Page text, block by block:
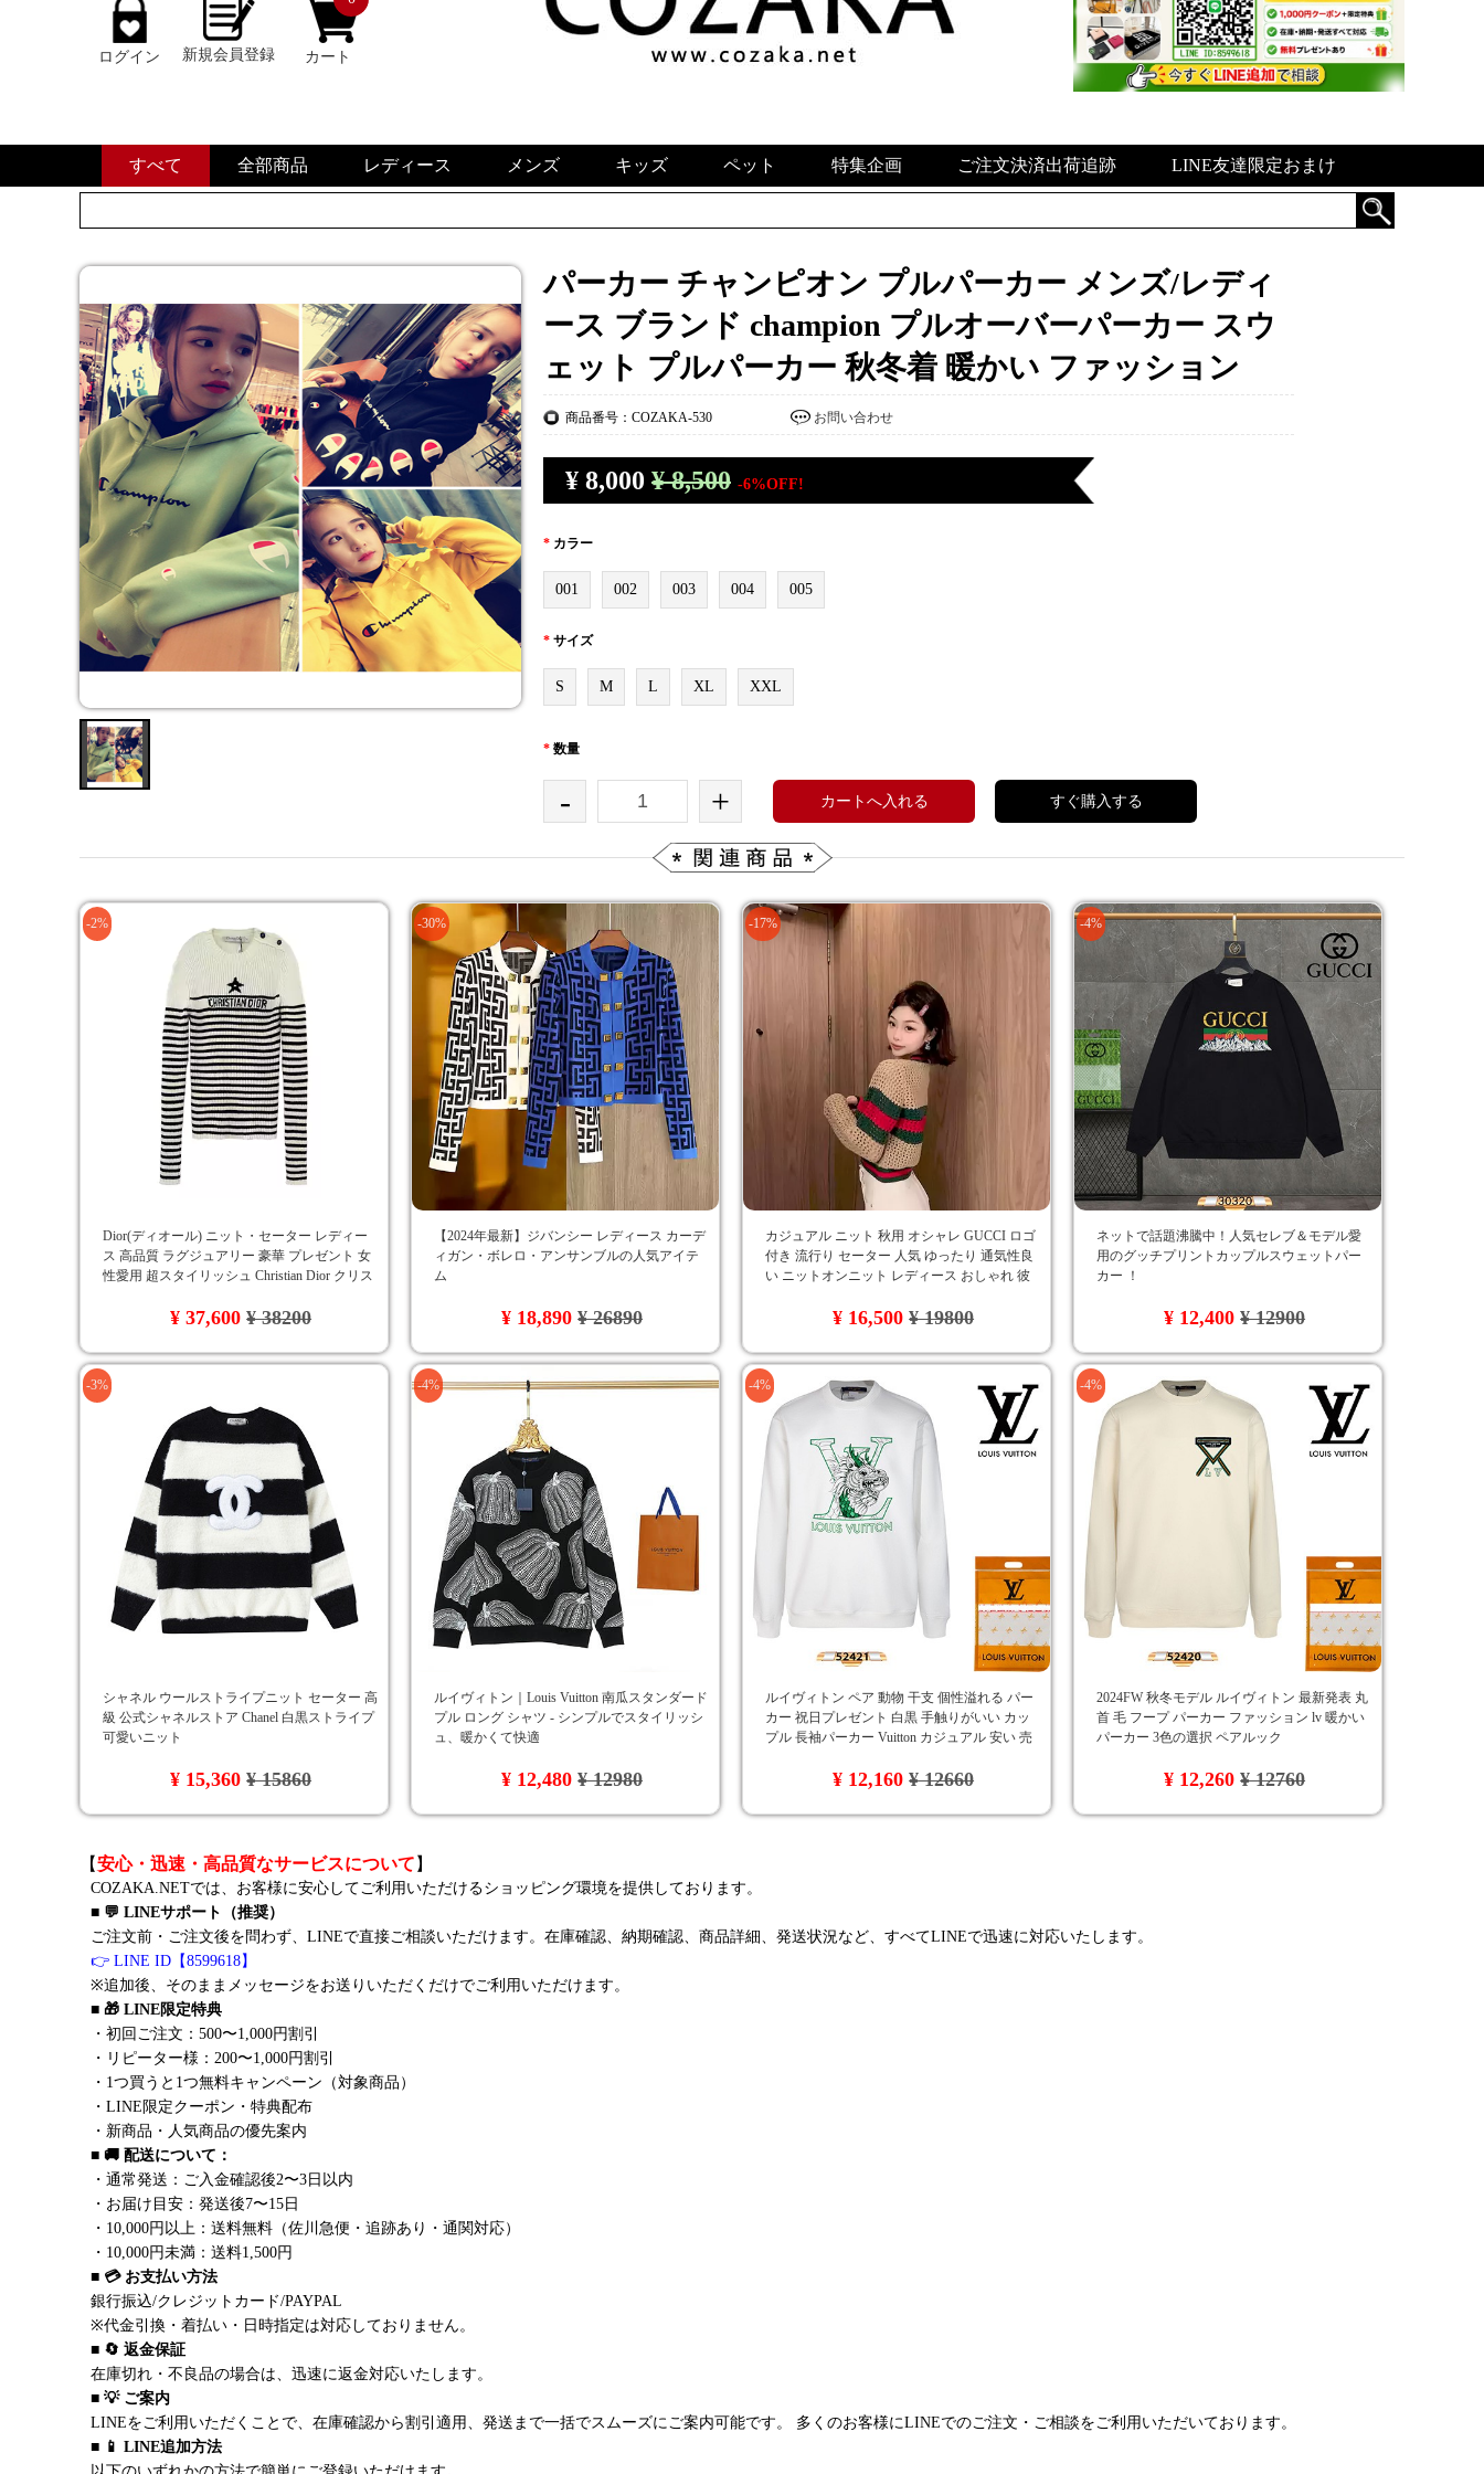
ログイン 新規会員登録 カート
すべて 全部商品 レディース メンズ キッズ ペット 特集企画 ご注文決済出荷追跡 LINE友達限定おまけ
パーカー チャンピオン プルパーカー メンズ/レディ
ース ブランド champion プルオーバーパーカー スウ
ェット プルパーカー 秋冬着 暖かい ファッション
商品番号：COZAKA-530 お問い合わせ
¥ 8,000 ¥ 8,500 -6%OFF!
* カラー
001 002 003 004 005
* サイズ
S M L XL XXL
* 数量
- + カートへ入れる すぐ購入する
-2%
Dior(ディオール) ニット・セーター レディー
ス 高品質 ラグジュアリー 豪華 プレゼント 女
性愛用 超スタイリッシュ Christian Dior クリス
¥ 37,600¥ 38200
-30%
【2024年最新】ジバンシー レディース カーデ
ィガン・ボレロ・アンサンブルの人気アイテ
ム
¥ 18,890¥ 26890
-17%
カジュアル ニット 秋用 オシャレ GUCCI ロゴ
付き 流行り セーター 人気 ゆったり 通気性良
い ニットオンニット レディース おしゃれ 彼
¥ 16,500¥ 19800
-4%
ネットで話題沸騰中！人気セレブ＆モデル愛
用のグッチプリントカップルスウェットパー
カー ！
¥ 12,400¥ 12900
-3%
シャネル ウールストライプニット セーター 高
級 公式シャネルストア Chanel 白黒ストライプ
可愛いニット
¥ 15,360¥ 15860
-4%
ルイヴィトン｜Louis Vuitton 南瓜スタンダード
プル ロング シャツ - シンプルでスタイリッシ
ュ、暖かくて快適
¥ 12,480¥ 12980
-4%
ルイヴィトン ペア 動物 干支 個性溢れる パー
カー 祝日プレゼント 白黒 手触りがいい カッ
プル 長袖パーカー Vuitton カジュアル 安い 売
¥ 12,160¥ 12660
-4%
2024FW 秋冬モデル ルイヴィトン 最新発表 丸
首 毛 フープ パーカー ファッション lv 暖かい
パーカー 3色の選択 ペアルック
¥ 12,260¥ 12760
【安心・迅速・高品質なサービスについて 】
COZAKA.NETでは、お客様に安心してご利用いただけるショッピング環境を提供しております。
■ 💬 LINEサポート（推奨）
ご注文前・ご注文後を問わず、LINEで直接ご相談いただけます。在庫確認、納期確認、商品詳細、発送状況など、すべてLINEで迅速に対応いたします。
👉 LINE ID【8599618】
※追加後、そのままメッセージをお送りいただくだけでご利用いただけます。
■ 🎁 LINE限定特典
・初回ご注文：500〜1,000円割引
・リピーター様：200〜1,000円割引
・1つ買うと1つ無料キャンペーン（対象商品）
・LINE限定クーポン・特典配布
・新商品・人気商品の優先案内
■ 🚚 配送について：
・通常発送：ご入金確認後2〜3日以内
・お届け目安：発送後7〜15日
・10,000円以上：送料無料（佐川急便・追跡あり・通関対応）
・10,000円未満：送料1,500円
■ 💳 お支払い方法
銀行振込/クレジットカード/PAYPAL
※代金引換・着払い・日時指定は対応しておりません。
■ 🔄 返金保証
在庫切れ・不良品の場合は、迅速に返金対応いたします。
■ 💡 ご案内
LINEをご利用いただくことで、在庫確認から割引適用、発送まで一括でスムーズにご案内可能です。 多くのお客様にLINEでのご注文・ご相談をご利用いただいております。
■ 📱 LINE追加方法